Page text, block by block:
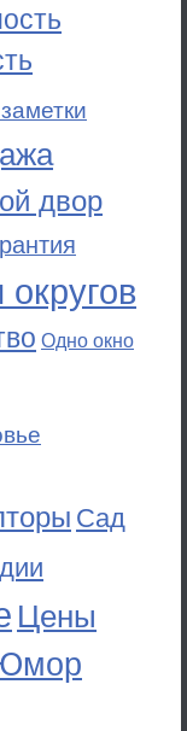
двор
Одно окно
Сад
Цены